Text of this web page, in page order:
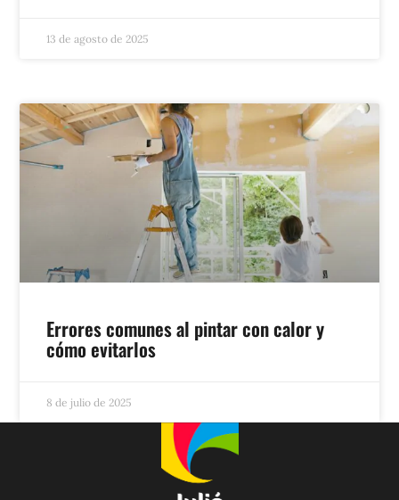
13 de agosto de 2025
Errores comunes al pintar con calor y
cómo evitarlos
8 de julio de 2025